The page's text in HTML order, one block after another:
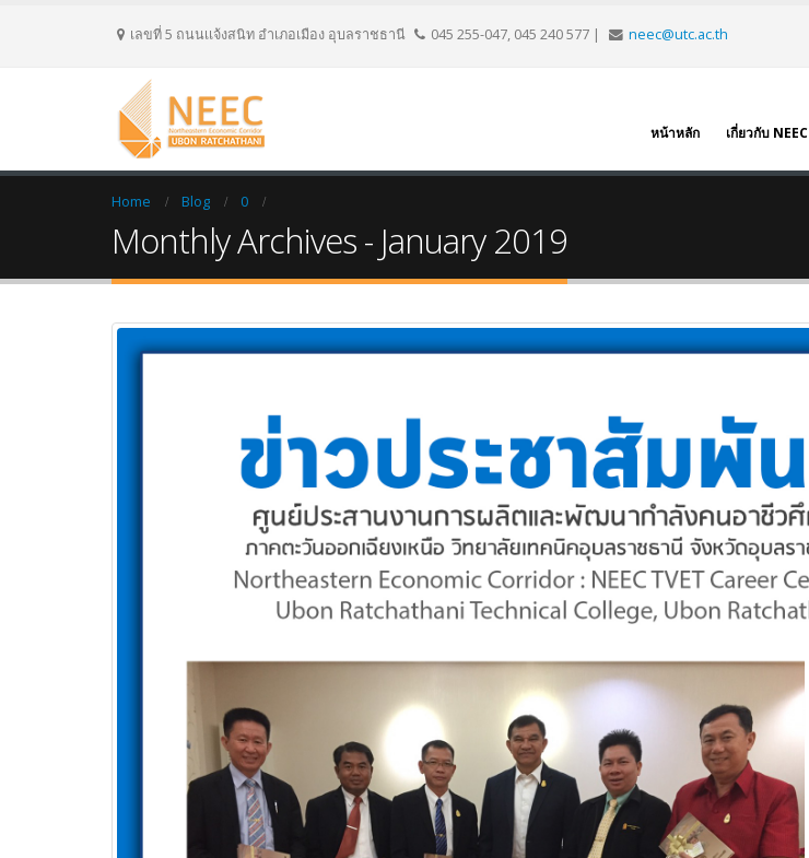
เลขที่ 5 ถนนเเจ้งสนิท อำเภอเมือง อุบลราชธานี 045 255-047, 045 240 577 | neec@utc.ac.th
หน้าหลัก เกี่ยวกับ NEEC
Home Blog 0
Monthly Archives - January 2019